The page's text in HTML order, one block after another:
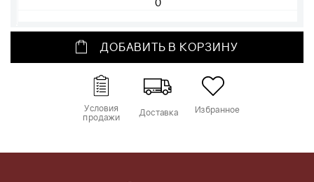
ДОБАВИТЬ В КОРЗИНУ
Условия
продажи Доставка Избранное